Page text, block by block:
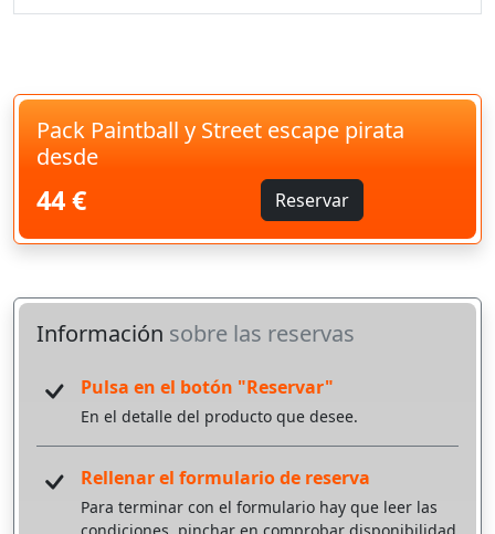
Pack Paintball y Street escape pirata
desde
44 € Reservar
Información sobre las reservas
Pulsa en el botón "Reservar"
En el detalle del producto que desee.
Rellenar el formulario de reserva
Para terminar con el formulario hay que leer las